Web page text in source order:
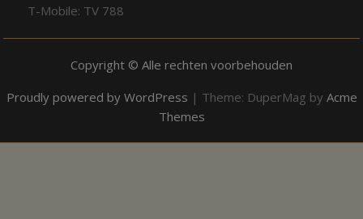
T-Mobile: TV 788
Copyright © Alle rechten voorbehouden
Proudly powered by WordPress | Theme: DuperMag by Acme
Themes